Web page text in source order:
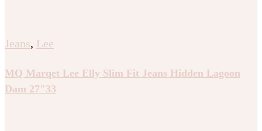
Jeans, Lee
MQ Marqet Lee Elly Slim Fit Jeans Hidden Lagoon
Dam 27″33